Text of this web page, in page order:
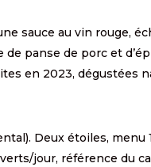
sauce au vin rouge,
panse de porc et
en 2023, dégustées
Deux étoiles, menu
jour, référence du